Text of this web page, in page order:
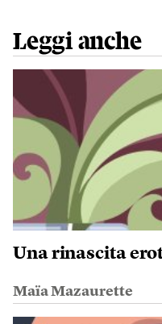
Leggi anche
Una rinascita
Maïa Mazaurette